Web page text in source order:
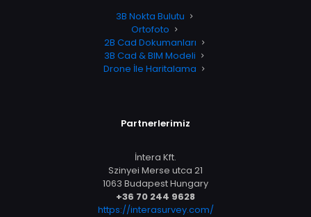
3B Nokta Bulutu
Ortofoto
2B Cad Dokumanları
3B Cad & BIM Modeli
Drone İle Haritalama
Partnerlerimiz
İntera Kft.
Szinyei Merse utca 21
1063 Budapest Hungary
+36 70 244 9628
https://interasurvey.com/